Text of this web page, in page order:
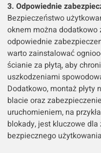
3. Odpowiednie
Bezpieczeństwo
oknem można dodatkowo
odpowiednie
warto zainstalować
ścianie za płytą, aby
uszkodzeniami
Dodatkowo, montaż płyty
blacie oraz
uruchomieniem, na
blokady, jest kluczowe
bezpiecznego